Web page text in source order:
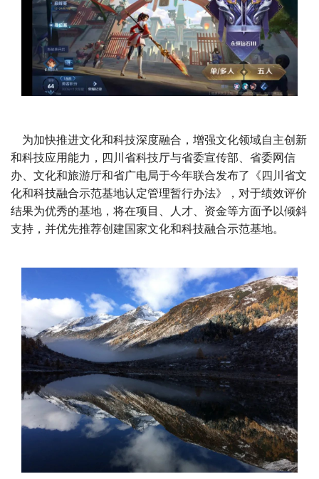
为加快推进文化和科技深度融合，增强文化领域自主创新
和科技应用能力，四川省科技厅与省委宣传部、省委网信
办、文化和旅游厅和省广电局于今年联合发布了《四川省文
化和科技融合示范基地认定管理暂行办法》，对于绩效评价
结果为优秀的基地，将在项目、人才、资金等方面予以倾斜
支持，并优先推荐创建国家文化和科技融合示范基地。